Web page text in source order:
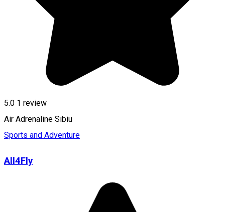
5.0 1 review
Air Adrenaline Sibiu
Sports and Adventure
All4Fly